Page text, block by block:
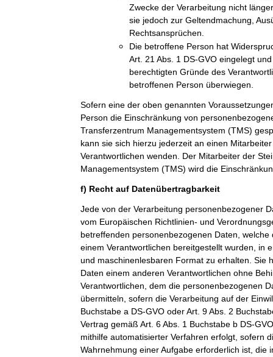
Zwecke der Verarbeitung nicht
sie jedoch zur Geltendmachung,
Rechtsansprüchen.
Die betroffene Person hat
Art. 21 Abs. 1 DS-GVO eingelegt
berechtigten Gründe des
betroffenen Person überwiegen.
Sofern eine der oben genannten
Person die Einschränkung von
Transferzentrum Managementsystem (TMS)
kann sie sich hierzu jederzeit an einen
Verantwortlichen wenden. Der Mitarbeiter der
Managementsystem (TMS) wird die
f) Recht auf Datenübertragbarkeit
Jede von der Verarbeitung personenbezogener
vom Europäischen Richtlinien- und
betreffenden personenbezogenen Daten,
einem Verantwortlichen bereitgestellt wurden, in
und maschinenlesbaren Format zu erhalten. Sie
Daten einem anderen Verantwortlichen ohne
Verantwortlichen, dem die personenbezogenen
übermitteln, sofern die Verarbeitung auf der
Buchstabe a DS-GVO oder Art. 9 Abs. 2
Vertrag gemäß Art. 6 Abs. 1 Buchstabe b DS-
mithilfe automatisierter Verfahren erfolgt, sofern
Wahrnehmung einer Aufgabe erforderlich ist, die